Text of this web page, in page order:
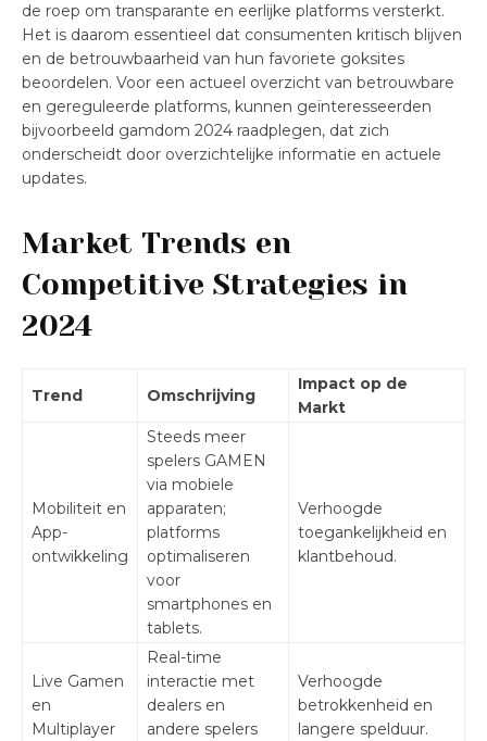
de roep om transparante en eerlijke platforms versterkt.
Het is daarom essentieel dat consumenten kritisch blijven
en de betrouwbaarheid van hun favoriete goksites
beoordelen. Voor een actueel overzicht van betrouwbare
en gereguleerde platforms, kunnen geïnteresseerden
bijvoorbeeld gamdom 2024 raadplegen, dat zich
onderscheidt door overzichtelijke informatie en actuele
updates.
Market Trends en
Competitive Strategies in
2024
Trend Omschrijving
Impact op de
Markt
Mobiliteit en
App-
ontwikkeling
Steeds meer
spelers GAMEN
via mobiele
apparaten;
platforms
optimaliseren
voor
smartphones en
tablets.
Verhoogde
toegankelijkheid en
klantbehoud.
Live Gamen
en
Multiplayer
Real-time
interactie met
dealers en
andere spelers
Verhoogde
betrokkenheid en
langere spelduur.